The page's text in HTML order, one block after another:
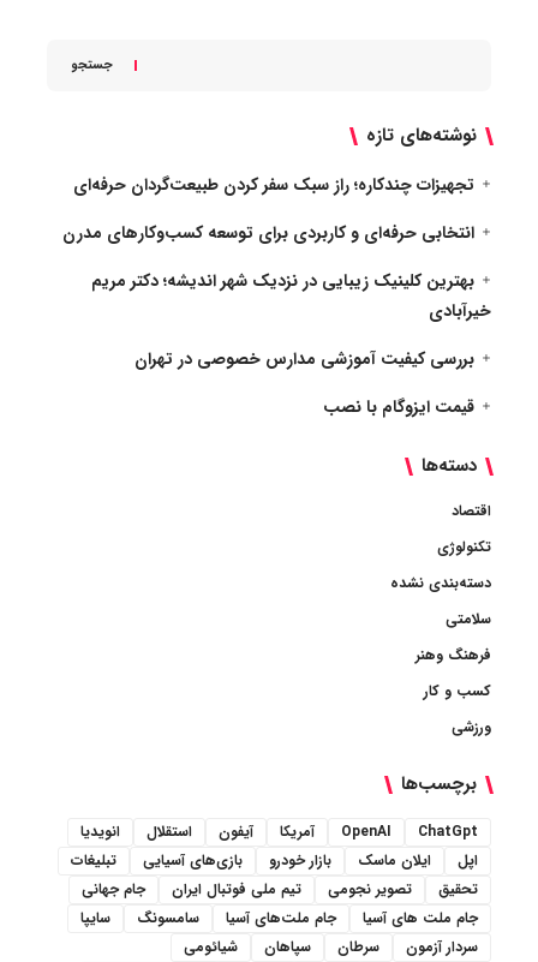
جستجو
نوشته‌های تازه
تجهیزات چندکاره؛ راز سبک سفر کردن طبیعت‌گردان حرفه‌ای
انتخابی حرفه‌ای و کاربردی برای توسعه کسب‌وکارهای مدرن
بهترین کلینیک زیبایی در نزدیک شهر اندیشه؛ دکتر مریم
خیرآبادی
بررسی کیفیت آموزشی مدارس خصوصی در تهران
قیمت ایزوگام با نصب
دسته‌ها
اقتصاد
تکنولوژی
دسته‌بندی نشده
سلامتی
فرهنگ وهنر
کسب و کار
ورزشی
برچسب‌ها
ChatGpt
OpenAI آمریکا آیفون استقلال
انویدیا
اپل
ایلان ماسک بازار خودرو بازی‌های آسیایی
تبلیغات
تحقیق
تصویر نجومی تیم ملی فوتبال ایران
جام جهانی
جام ملت های آسیا
جام ملت‌های آسیا سامسونگ
سایپا
سردار آزمون
سرطان سپاهان
شیائومی